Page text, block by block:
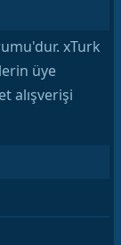
xTurk
üye
alışverişi